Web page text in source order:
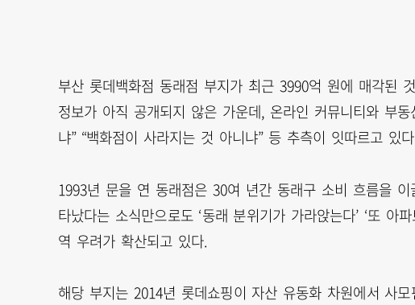
부산 롯데백화점 동래점 부지가 최근 3990억 원에 매각된
정보가 아직 공개되지 않은 가운데, 온라인 커뮤니티와 부
냐” “백화점이 사라지는 것 아니냐” 등 추측이 잇따르고 있
1993년 문을 연 동래점은 30여 년간 동래구 소비 흐름을
타났다는 소식만으로도 ‘동래 분위기가 가라앉는다’ ‘또 아
역 우려가 확산되고 있다.
해당 부지는 2014년 롯데쇼핑이 자산 유동화 차원에서 사